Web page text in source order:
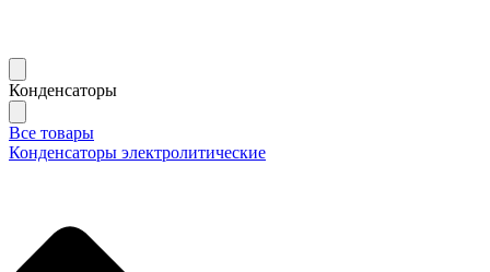
Конденсаторы
Все товары
Конденсаторы электролитические